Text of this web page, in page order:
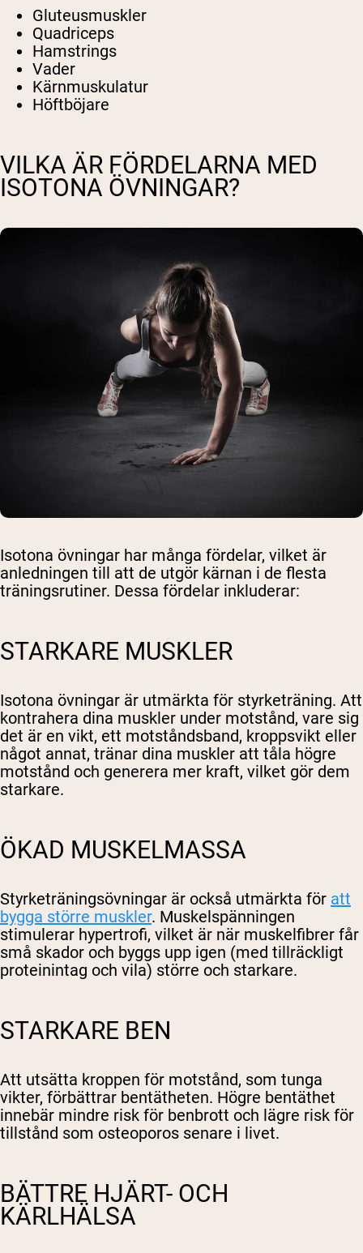
Gluteusmuskler
Quadriceps
Hamstrings
Vader
Kärnmuskulatur
Höftböjare
VILKA ÄR FÖRDELARNA MED
ISOTONA ÖVNINGAR?
Isotona övningar har många fördelar, vilket är
anledningen till att de utgör kärnan i de flesta
träningsrutiner. Dessa fördelar inkluderar:
STARKARE MUSKLER
Isotona övningar är utmärkta för styrketräning. Att
kontrahera dina muskler under motstånd, vare sig
det är en vikt, ett motståndsband, kroppsvikt eller
något annat, tränar dina muskler att tåla högre
motstånd och generera mer kraft, vilket gör dem
starkare.
ÖKAD MUSKELMASSA
Styrketräningsövningar är också utmärkta för att
bygga större muskler. Muskelspänningen
stimulerar hypertrofi, vilket är när muskelfibrer får
små skador och byggs upp igen (med tillräckligt
proteinintag och vila) större och starkare.
STARKARE BEN
Att utsätta kroppen för motstånd, som tunga
vikter, förbättrar bentätheten. Högre bentäthet
innebär mindre risk för benbrott och lägre risk för
tillstånd som osteoporos senare i livet.
BÄTTRE HJÄRT- OCH
KÄRLHÄLSA